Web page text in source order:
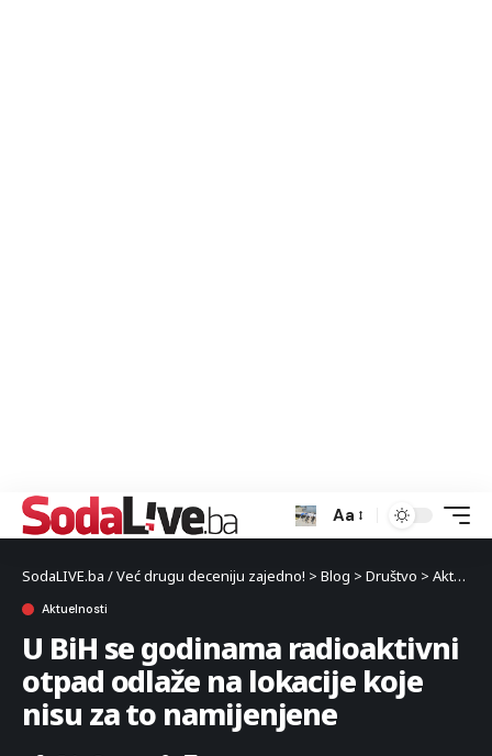
Aa
SodaLIVE.ba / Već drugu deceniju zajedno! > Blog > Društvo > Aktuelnosti
Aktuelnosti
U BiH se godinama radioaktivni
otpad odlaže na lokacije koje
nisu za to namijenjene